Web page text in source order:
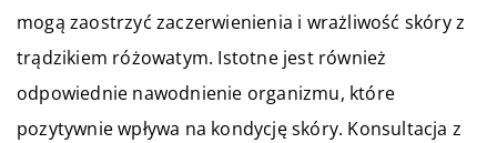
mogą zaostrzyć zaczerwienienia i wrażliwość skóry z
trądzikiem różowatym. Istotne jest również
odpowiednie nawodnienie organizmu, które
pozytywnie wpływa na kondycję skóry. Konsultacja z